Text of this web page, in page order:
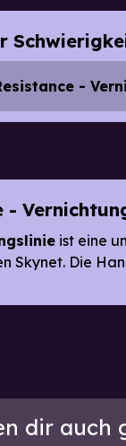
-
-
ist eine
Skynet. Die
dir auch